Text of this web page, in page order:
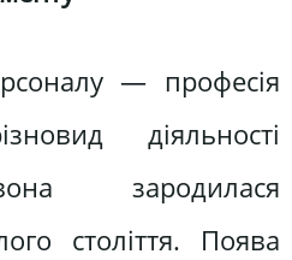
— професія
діяльності
зародилася
століття. Поява